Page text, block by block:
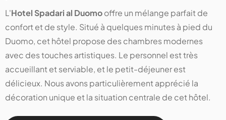
L'Hotel Spadari al Duomooffre un mélange parfait de
confort et de style. Situé à quelques minutes à pied du
Duomo, cet hôtel propose des chambres modernes
avec des touches artistiques. Le personnel est très
accueillant et serviable, et le petit-déjeuner est
délicieux. Nous avons particulièrement apprécié la
décoration unique et la situation centrale de cet hôtel​​​​​​.